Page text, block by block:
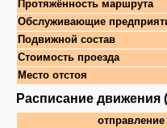
Протяжённость маршрута
Обслуживающие
Подвижной состав
Стоимость проезда
Место отстоя
Расписание движения
отправление